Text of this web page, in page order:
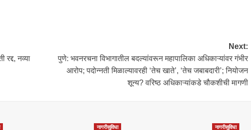
नव्या
Next:
पुणे: भवनरचना विभागातील बदल्यांवरून महापालिका अधिकाऱ्यांवर गंभीर
आरोप; पदोन्‍नती मिळाल्यावरही ‘तेच खाते’, ‘तेच जबाबदारी’; नियोजन
शून्य? वरिष्ठ अधिकाऱ्यांकडे चौकशीची मागणी
नागरीसुविधा नागरीसुविधा